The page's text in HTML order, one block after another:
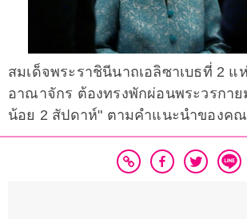
สมเด็จพระราชินีนาถเอลิซาเบธที่ 2 แ
อาณาจักร ต้องทรงพักผ่อนพระวรกา
น้อย 2 สัปดาห์" ตามคำแนะนำของค